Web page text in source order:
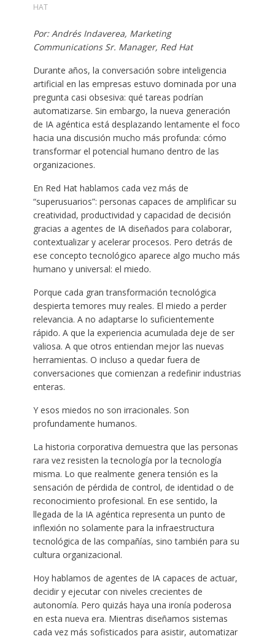
HAT
Por: Andrés Indaverea, Marketing
Communications Sr. Manager, Red Hat
Durante años, la conversación sobre inteligencia
artificial en las empresas estuvo dominada por una
pregunta casi obsesiva: qué tareas podrían
automatizarse. Sin embargo, la nueva generación
de IA agéntica está desplazando lentamente el foco
hacia una discusión mucho más profunda: cómo
transformar el potencial humano dentro de las
organizaciones.
En Red Hat hablamos cada vez más de
“superusuarios”: personas capaces de amplificar su
creatividad, productividad y capacidad de decisión
gracias a agentes de IA diseñados para colaborar,
contextualizar y acelerar procesos. Pero detrás de
ese concepto tecnológico aparece algo mucho más
humano y universal: el miedo.
Porque cada gran transformación tecnológica
despierta temores muy reales. El miedo a perder
relevancia. A no adaptarse lo suficientemente
rápido. A que la experiencia acumulada deje de ser
valiosa. A que otros entiendan mejor las nuevas
herramientas. O incluso a quedar fuera de
conversaciones que comienzan a redefinir industrias
enteras.
Y esos miedos no son irracionales. Son
profundamente humanos.
La historia corporativa demuestra que las personas
rara vez resisten la tecnología por la tecnología
misma. Lo que realmente genera tensión es la
sensación de pérdida de control, de identidad o de
reconocimiento profesional. En ese sentido, la
llegada de la IA agéntica representa un punto de
inflexión no solamente para la infraestructura
tecnológica de las compañías, sino también para su
cultura organizacional.
Hoy hablamos de agentes de IA capaces de actuar,
decidir y ejecutar con niveles crecientes de
autonomía. Pero quizás haya una ironía poderosa
en esta nueva era. Mientras diseñamos sistemas
cada vez más sofisticados para asistir, automatizar